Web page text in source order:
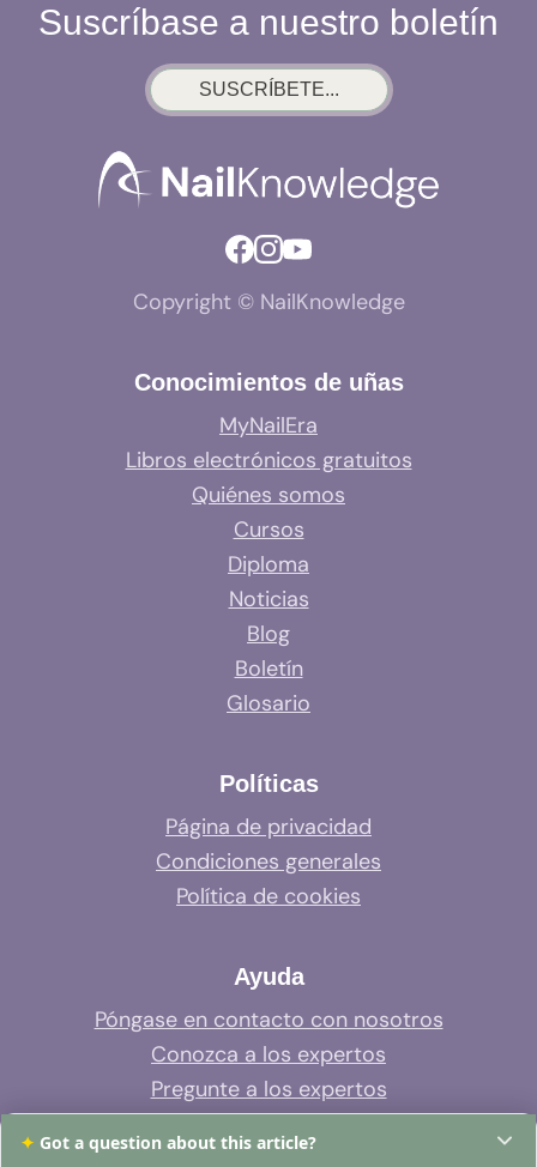
Suscríbase a nuestro boletín
SUSCRÍBETE...
Copyright © NailKnowledge
Conocimientos de uñas
MyNailEra
Libros electrónicos gratuitos
Quiénes somos
Cursos
Diploma
Noticias
Blog
Boletín
Glosario
Políticas
Página de privacidad
Condiciones generales
Política de cookies
Ayuda
Póngase en contacto con nosotros
Conozca a los expertos
Pregunte a los expertos
Soporte del sistema
Preguntas frecuentes
✦ Got a question about this article?